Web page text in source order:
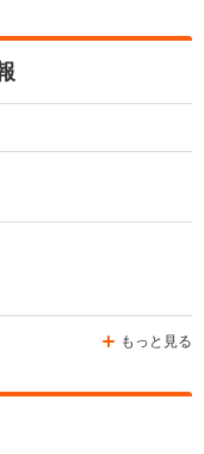
全高
全
もっと見る